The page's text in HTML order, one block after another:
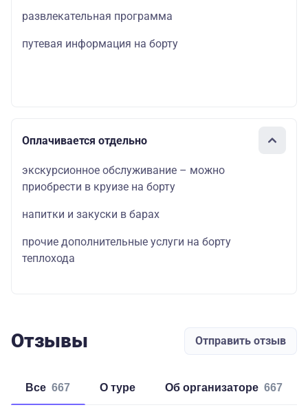
развлекательная программа
путевая информация на борту
Оплачивается отдельно
экскурсионное обслуживание – можно
приобрести в круизе на борту
напитки и закуски в барах
прочие дополнительные услуги на борту
теплохода
Отзывы Отправить отзыв
Все 667 о туре об организаторе 667